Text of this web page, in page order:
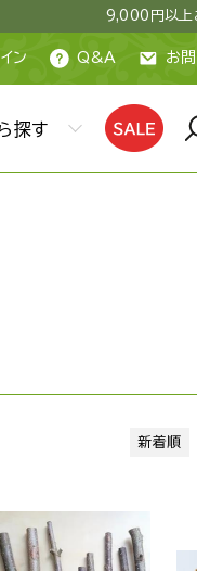
9,000円以上
ン Q&A お
探す
新着順